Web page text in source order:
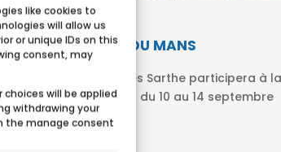
like cookies to
will allow us
or unique IDs on this
consent, may
will be applied
withdrawing your
the manage consent
FOIRE DU MANS
Ecobulles Sarthe participera à
du Mans du 10 au 14 septembre
2026....